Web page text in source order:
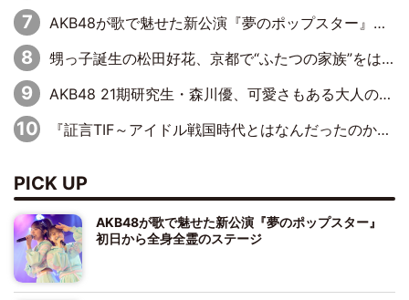
AKB48が歌で魅せた新公演『夢のポップスター』 初日から全身全霊のステージ
甥っ子誕生の松田好花、京都で“ふたつの家族”をはしご！ “母”黒谷友香に見送られ、“父”松岡昌宏とはハシゴ酒
AKB48 21期研究生・森川優、可愛さもある大人の女性に
『証言TIF～アイドル戦国時代とはなんだったのか～』第10回：さくら学院・武藤彩未×飯田らうら「正直、中3で辞めるというのを信じてなくて。そう言われてはいたけど、嘘でしょって」
PICK UP
AKB48が歌で魅せた新公演『夢のポップスター』
初日から全身全霊のステージ